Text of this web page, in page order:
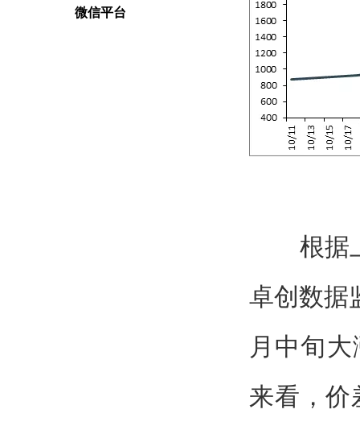
微信平台
根据上
卓创数据
月中旬
来看，价